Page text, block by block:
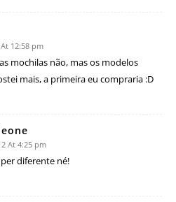
12:58 pm
mochilas não, mas os modelos
mais, a primeira eu compraria :D
At 4:25 pm
diferente né!